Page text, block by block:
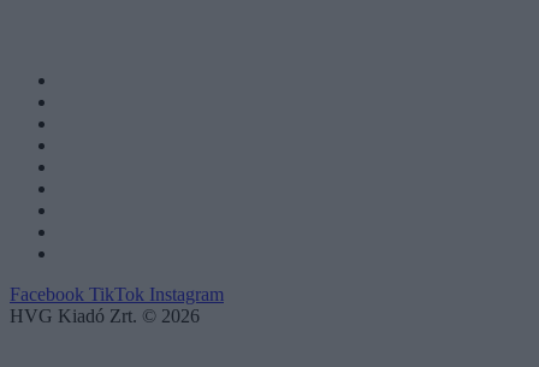
Facebook TikTok Instagram
HVG Kiadó Zrt. © 2026